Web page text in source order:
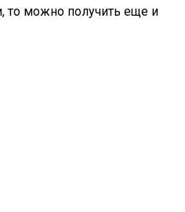
то можно получить еще и